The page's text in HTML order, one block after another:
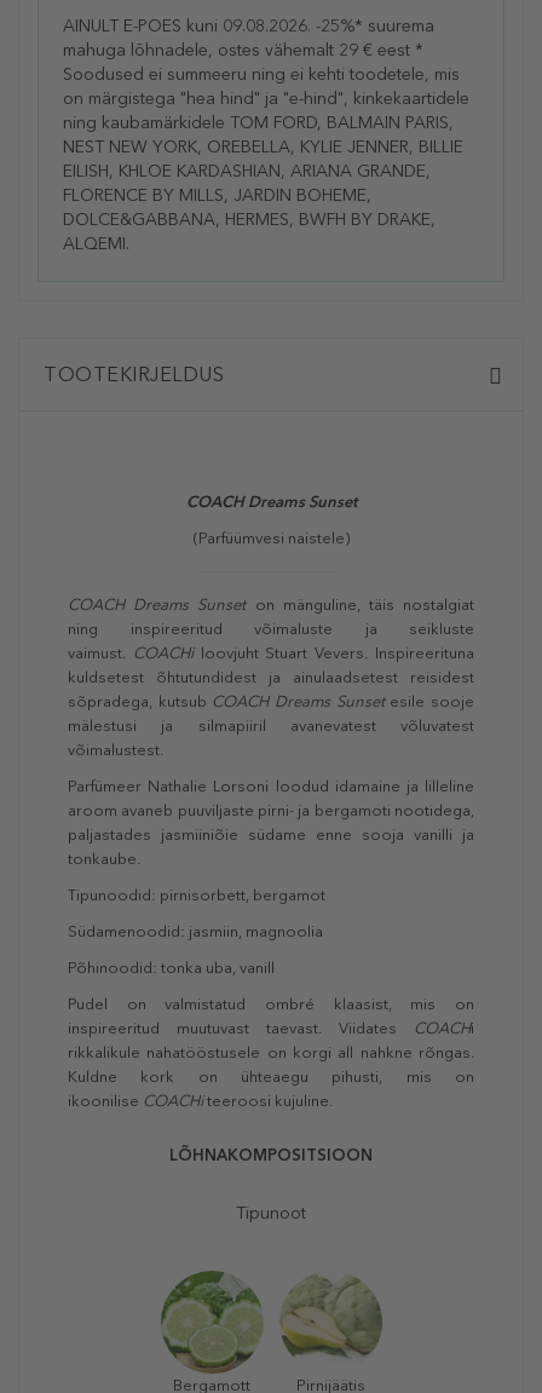
AINULT E-POES kuni 09.08.2026. -25%* suurema
mahuga lõhnadele, ostes vähemalt 29 € eest *
Soodused ei summeeru ning ei kehti toodetele, mis
on märgistega "hea hind" ja "e-hind", kinkekaartidele
ning kaubamärkidele TOM FORD, BALMAIN PARIS,
NEST NEW YORK, OREBELLA, KYLIE JENNER, BILLIE
EILISH, KHLOE KARDASHIAN, ARIANA GRANDE,
FLORENCE BY MILLS, JARDIN BOHEME,
DOLCE&GABBANA, HERMES, BWFH BY DRAKE,
ALQEMI.
TOOTEKIRJELDUS
COACHDreams Sunset
(Parfüümvesi naistele)
COACHDreams Sunset on mänguline, täis nostalgiat
ning inspireeritud võimaluste ja seikluste
vaimust. COACHiloovjuht Stuart Vevers. Inspireerituna
kuldsetest õhtutundidest ja ainulaadsetest reisidest
sõpradega, kutsub COACHDreams Sunsetesile sooje
mälestusi ja silmapiiril avanevatest võluvatest
võimalustest.
Parfümeer Nathalie Lorsoni loodud idamaine ja lilleline
aroom avaneb puuviljaste pirni- ja bergamoti nootidega,
paljastades jasmiiniõie südame enne sooja vanilli ja
tonkaube.
Tipunoodid: pirnisorbett, bergamot
Südamenoodid: jasmiin, magnoolia
Põhinoodid: tonka uba, vanill
Pudel on valmistatud ombré klaasist, mis on
inspireeritud muutuvast taevast. Viidates
COACHi
rikkalikule nahatööstusele on korgi all nahkne rõngas.
Kuldne kork on ühteaegu pihusti, mis on
ikoonilise COACHiteeroosi kujuline.
LÕHNAKOMPOSITSIOON
Tipunoot
Bergamott Pirnijäätis